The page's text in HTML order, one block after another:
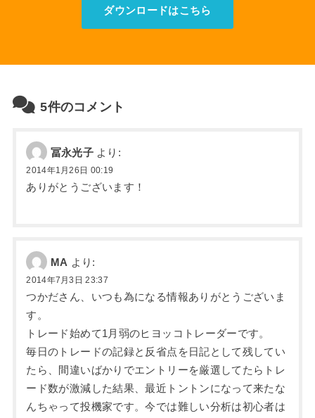
ダウンロードはこちら
5件のコメント
冨永光子 より:
2014年1月26日 00:19
ありがとうございます！
MA より:
2014年7月3日 23:37
つかださん、いつも為になる情報ありがとうございま
す。
トレード始めて1月弱のヒヨッコトレーダーです。
毎日のトレードの記録と反省点を日記として残してい
たら、間違いばかりでエントリーを厳選してたらトレ
ード数が激減した結果、最近トントンになって来たな
んちゃって投機家です。今では難しい分析は初心者は